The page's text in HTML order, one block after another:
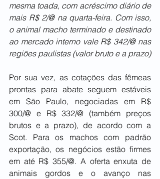
mesma toada, com acréscimo diário de
mais R$ 2/@ na quarta-feira. Com isso,
o animal macho terminado e destinado
ao mercado interno vale R$ 342/@ nas
regiões paulistas (valor bruto e a prazo)
Por sua vez, as cotações das fêmeas
prontas para abate seguem estáveis
em São Paulo, negociadas em R$
300/@ e R$ 332/@ (também preços
brutos e a prazo), de acordo com a
Scot. Para os machos com padrão
exportação, os negócios estão firmes
em até R$ 355/@. A oferta enxuta de
animais gordos e o avanço nas